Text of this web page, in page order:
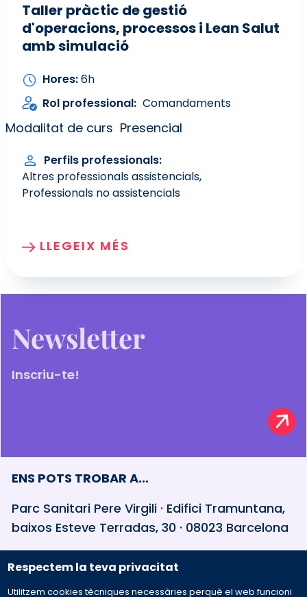
Respectem la teva privacitat
Utilitzem cookies tècniques necessàries perquè el web funcioni
Taller pràctic de gestió
d'operacions, processos i Lean Salut
amb simulació
Hores 6h
Rol professional Comandaments
Modalitat de curs Presencial
Perfils professionals
Altres professionals assistencials
Professionals no assistencials
LLEGEIX MÉS
Newsletter
Inscriu-te!
ENS POTS TROBAR A...
Parc Sanitari Pere Virgili · Edifici Tramuntana,
baixos Esteve Terradas, 30 · 08023 Barcelona
932 594 381